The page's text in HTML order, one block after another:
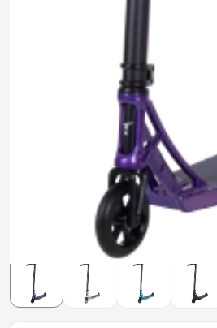
фиолетовый
будет начислено за покупку